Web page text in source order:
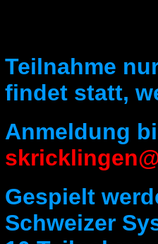
Teilnahme
findet statt,
Anmeldung
Gespielt
Schweizer